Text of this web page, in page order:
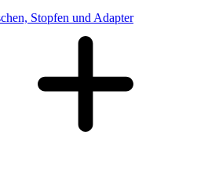
Stopfen und Adapter